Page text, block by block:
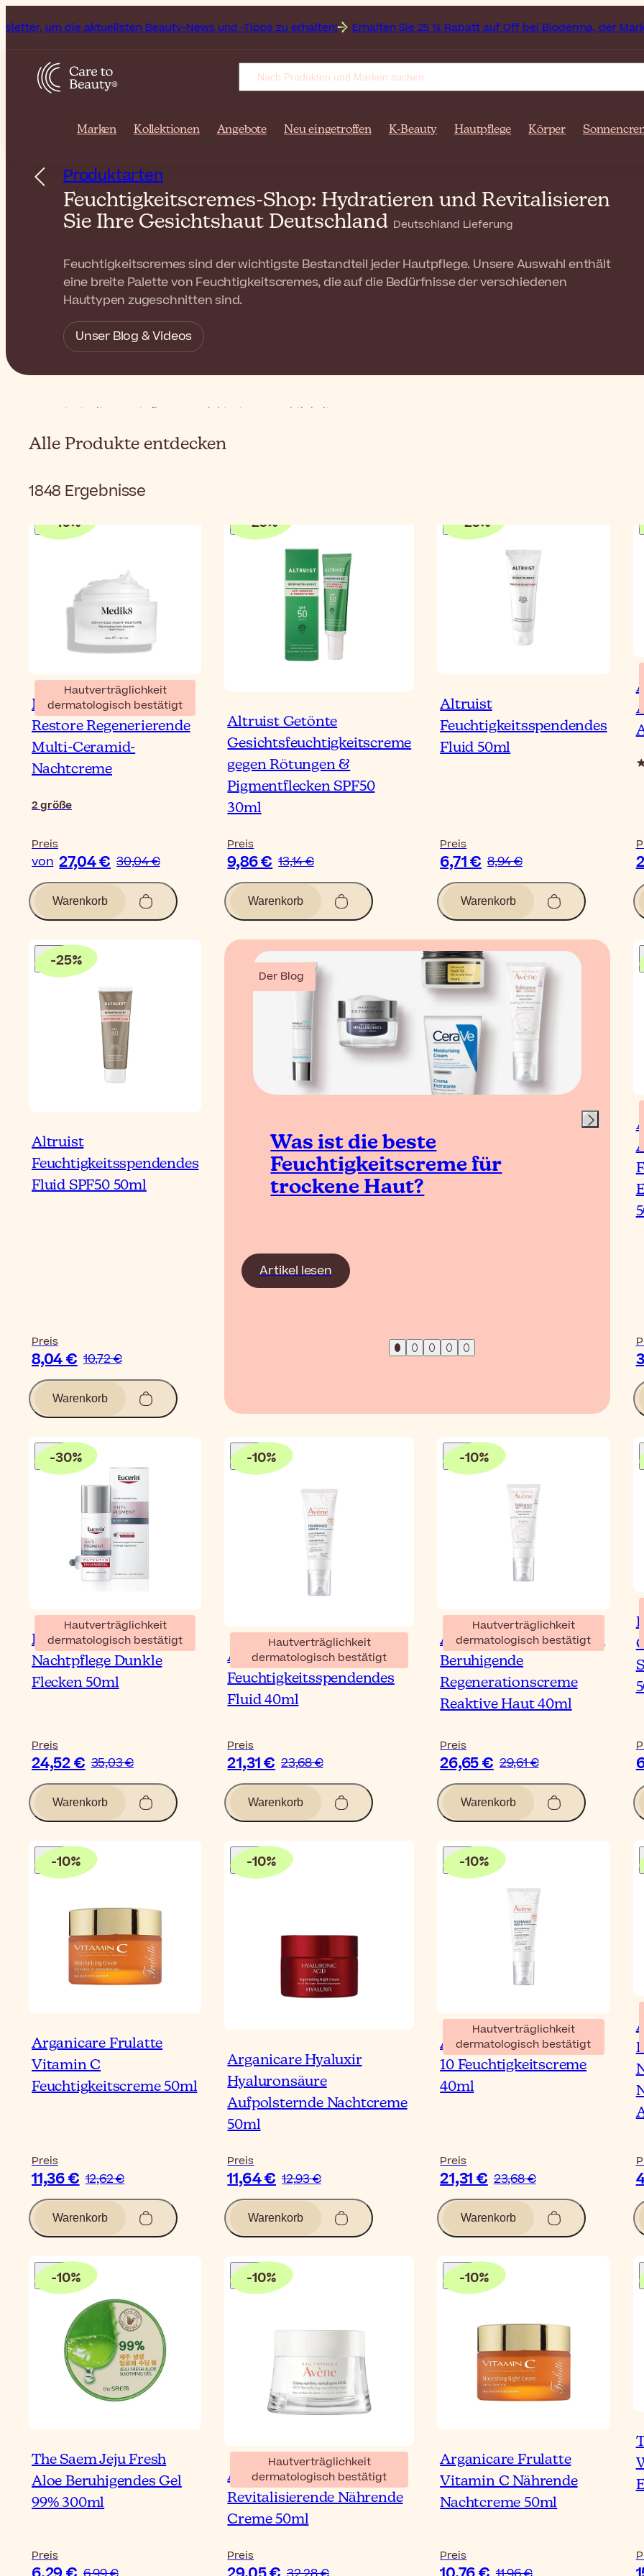
Beauty-News und -Tipps zu erhalten! Erhalten Sie 25 % Rabatt auf Off bei Bioderma, der Marke des Monats
Marken Kollektionen Angebote Neu eingetroffen K-Beauty Hautpflege Körper
Produktarten
Feuchtigkeitscremes-Shop: Hydratieren und Revitalisieren
Sie Ihre Gesichtshaut Deutschland Deutschland Lieferung
Unser Blog & Videos
Feuchtigkeitscremes sind der wichtigste Bestandteil jeder Hautpflege. Unsere Auswahl enthält
eine breite Palette von Feuchtigkeitscremes, die auf die Bedürfnisse der verschiedenen
Hauttypen zugeschnitten sind.
Startseite Hautpflege Produktarten Feuchtigkeitscremes
Alle Produkte entdecken
1848 Ergebnisse
-10%
Hautverträglichkeit
dermatologisch bestätigt
Medik8 Advanced Night
Restore Regenerierende
Multi-Ceramid-
Nachtcreme
2größe
Preis
von 27,04 € 30,04 €
Warenkorb
-25%
Altruist Getönte
Gesichtsfeuchtigkeitscreme
gegen Rötungen &
Pigmentflecken SPF50
30ml
Preis
9,86 € 13,14 €
Warenkorb
-25%
Altruist
Feuchtigkeitsspendendes
Fluid 50ml
Preis
6,71 € 8,94 €
Warenkorb
-25%
Altruist
Feuchtigkeitsspendendes
Fluid SPF50 50ml
Preis
8,04 € 10,72 €
Warenkorb
Der Blog
Was ist die beste
Feuchtigkeitscreme für
trockene Haut?
Artikel lesen
-30%
Hautverträglichkeit
dermatologisch bestätigt
Eucerin Anti-Pigment
Nachtpflege Dunkle
Flecken 50ml
Preis
24,52 € 35,03 €
Warenkorb
-10%
Hautverträglichkeit
dermatologisch bestätigt
Avène Tolérance Hydra-10
Feuchtigkeitsspendendes
Fluid 40ml
Preis
21,31 € 23,68 €
Warenkorb
-10%
Hautverträglichkeit
dermatologisch bestätigt
Avène Tolérance Control
Beruhigende
Regenerationscreme
Reaktive Haut 40ml
Preis
26,65 € 29,61 €
Warenkorb
-10%
Arganicare Frulatte
Vitamin C
Feuchtigkeitscreme 50ml
Preis
11,36 € 12,62 €
Warenkorb
-10%
Arganicare Hyaluxir
Hyaluronsäure
Aufpolsternde Nachtcreme
50ml
Preis
11,64 € 12,93 €
Warenkorb
-10%
Hautverträglichkeit
dermatologisch bestätigt
Avène Tolérance Hydra-
10 Feuchtigkeitscreme
40ml
Preis
21,31 € 23,68 €
Warenkorb
-10%
The Saem Jeju Fresh
Aloe Beruhigendes Gel
99% 300ml
Preis
-10%
Hautverträglichkeit
dermatologisch bestätigt
Avène Reichhaltige
Revitalisierende Nährende
Creme 50ml
Preis
-10%
Arganicare Frulatte
Vitamin C Nährende
Nachtcreme 50ml
Preis